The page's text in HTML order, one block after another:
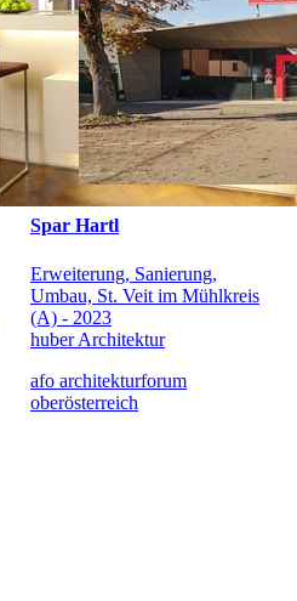
Spar Hartl
Erweiterung, Sanierung,
Umbau, St. Veit im Mühlkreis
(A) - 2023
huber Architektur
afo architekturforum
oberösterreich